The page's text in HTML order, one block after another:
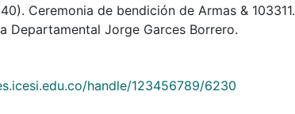
Ceremonia de bendición de Armas & 103311.
Departamental Jorge Garces Borrero.
handle/123456789/6230